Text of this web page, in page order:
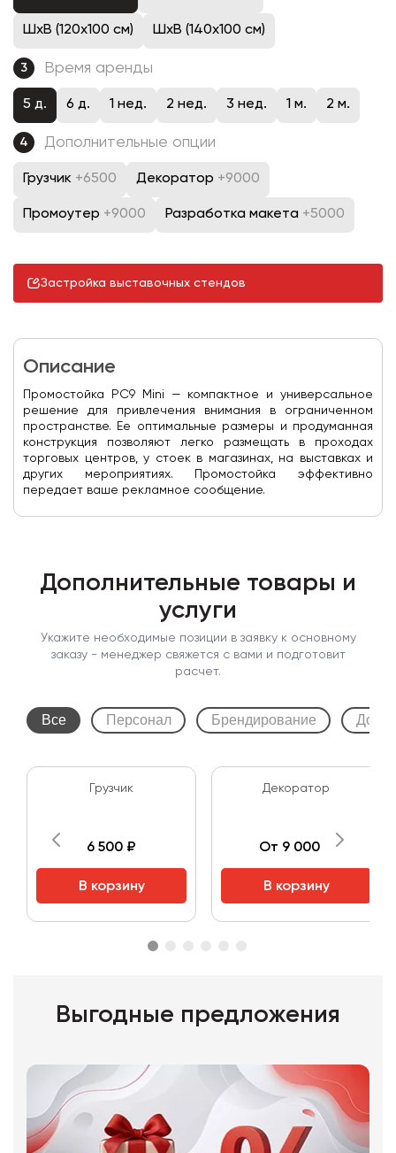
ШхВ (120х100 см) ШхВ (140х100 см)
3 Время аренды
5 д. 6 д. 1 нед. 2 нед. 3 нед. 1 м. 2 м.
4 Дополнительные опции
Грузчик +6500 Декоратор +9000
Промоутер +9000 Разработка макета +5000
Застройка выставочных стендов
Описание
Промостойка PC9 Mini — компактное и универсальное
решение для привлечения внимания в ограниченном
пространстве. Ее оптимальные размеры и продуманная
конструкция позволяют легко размещать в проходах
торговых центров, у стоек в магазинах, на выставках и
других мероприятиях. Промостойка эффективно
передает ваше рекламное сообщение.
Дополнительные товары и
услуги
Укажите необходимые позиции в заявку к основному
заказу - менеджер свяжется с вами и подготовит
расчет.
Все Персонал Брендирование
Грузчик
6 500 ₽
В корзину
Декоратор
От 9 000 ₽
В корзину
Выгодные предложения